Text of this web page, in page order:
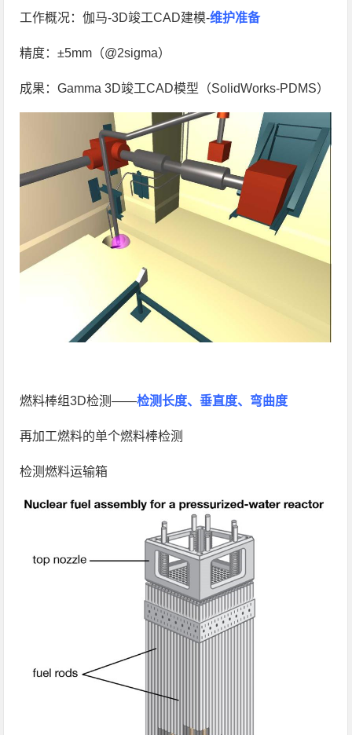
工作概况：伽马-3D竣工CAD建模-维护准备
精度：±5mm（@2sigma）
成果：Gamma 3D竣工CAD模型（SolidWorks-PDMS）
燃料棒组3D检测——检测长度、垂直度、弯曲度
再加工燃料的单个燃料棒检测
检测燃料运输箱